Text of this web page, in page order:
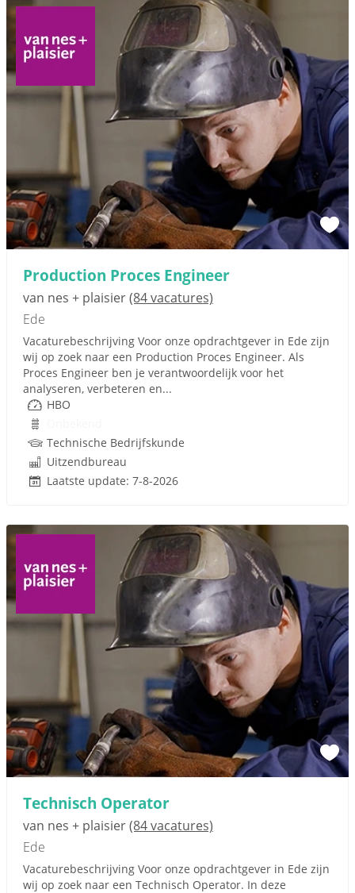
Production Proces Engineer
van nes + plaisier(84 vacatures)
Ede
Vacaturebeschrijving Voor onze opdrachtgever in Ede zijn
wij op zoek naar een Production Proces Engineer. Als
Proces Engineer ben je verantwoordelijk voor het
analyseren, verbeteren en...
HBO
Technische Bedrijfskunde
Uitzendbureau
Laatste update: 7-8-2026
Technisch Operator
van nes + plaisier(84 vacatures)
Ede
Vacaturebeschrijving Voor onze opdrachtgever in Ede zijn
wij op zoek naar een Technisch Operator. In deze